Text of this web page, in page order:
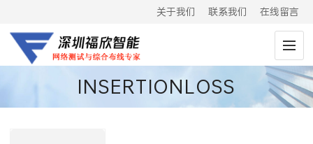
关于我们 联系我们 在线留言
INSERTIONLOSS